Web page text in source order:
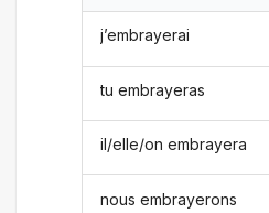
j’embrayerai
tu embrayeras
il/elle/on embrayera
nous embrayerons